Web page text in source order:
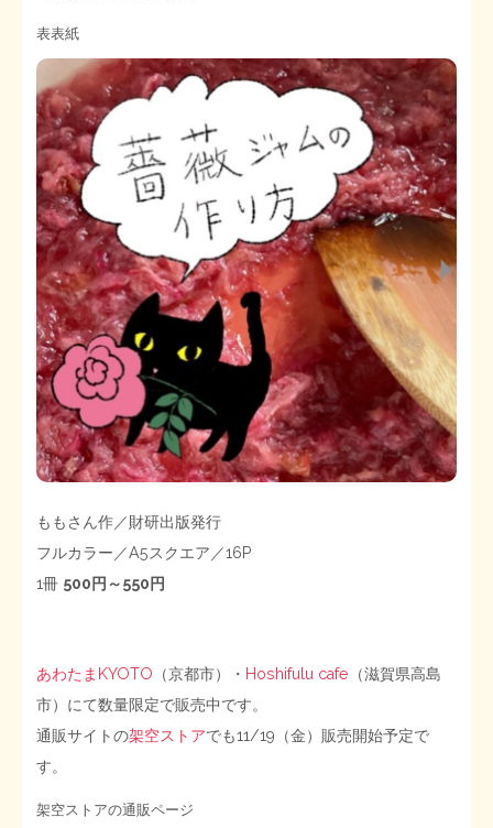
たかの経世済民イラスト集
用語集
表表紙
ももさん作／財研出版発行
フルカラー／A5スクエア／16P
1冊 500円～550円
あわたまKYOTO （京都市）・ Hoshifulu cafe （滋賀県高島
市）にて数量限定で販売中です。
通販サイトの架空ストアでも11/19（金）販売開始予定で
す。
架空ストアの通販ページ